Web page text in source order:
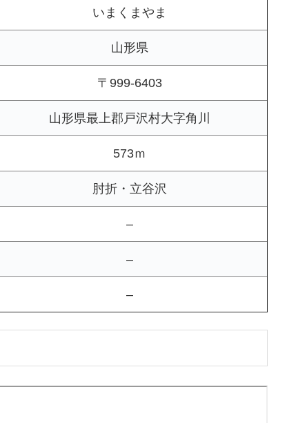
いまくまやま
山形県
〒999-6403
山形県最上郡戸沢村大字角川
573ｍ
肘折・立谷沢
–
–
–